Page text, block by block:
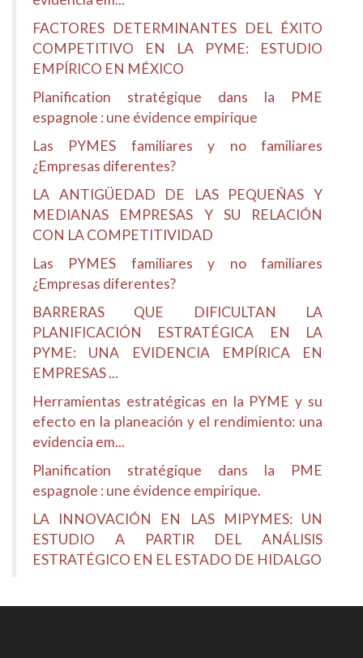
FACTORES DETERMINANTES DEL ÉXITO
COMPETITIVO EN LA PYME: ESTUDIO
EMPÍRICO EN MÉXICO
Planification stratégique dans la PME
espagnole : une évidence empirique
Las PYMES familiares y no familiares
¿Empresas diferentes?
LA ANTIGÜEDAD DE LAS PEQUEÑAS Y
MEDIANAS EMPRESAS Y SU RELACIÓN
CON LA COMPETITIVIDAD
Las PYMES familiares y no familiares
¿Empresas diferentes?
BARRERAS QUE DIFICULTAN LA
PLANIFICACIÓN ESTRATÉGICA EN LA
PYME: UNA EVIDENCIA EMPÍRICA EN
EMPRESAS ...
Herramientas estratégicas en la PYME y su
efecto en la planeación y el rendimiento: una
evidencia em...
Planification stratégique dans la PME
espagnole : une évidence empirique.
LA INNOVACIÓN EN LAS MIPYMES: UN
ESTUDIO A PARTIR DEL ANÁLISIS
ESTRATÉGICO EN EL ESTADO DE HIDALGO